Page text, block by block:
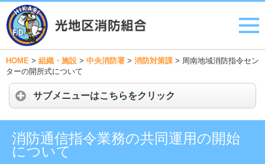
HOME > 組織・施設 > 中央消防署 > 消防対策課 > 周南地域消防指令セン
ターの開所式について
サブメニューはこちらをクリック
消防通信指令業務の共同運用の開始
について